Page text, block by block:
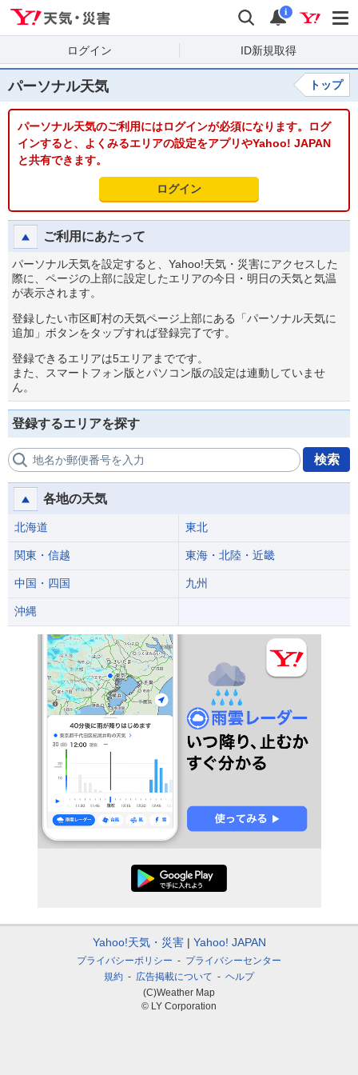
検索 通知
i
ログイン ID新規取得
パーソナル天気 トップ
パーソナル天気のご利用にはログインが必須になります。ログ
インすると、よくみるエリアの設定をアプリやYahoo! JAPAN
と共有できます。
ログイン
ご利用にあたって
パーソナル天気を設定すると、Yahoo!天気・災害にアクセスした
際に、ページの上部に設定したエリアの今日・明日の天気と気温
が表示されます。
登録したい市区町村の天気ページ上部にある「パーソナル天気に
追加」ボタンをタップすれば登録完了です。
登録できるエリアは5エリアまでです。
また、スマートフォン版とパソコン版の設定は連動していませ
ん。
登録するエリアを探す
地名か郵便番号を入力 検索
各地の天気
北海道 東北
関東・信越 東海・北陸・近畿
中国・四国 九州
沖縄
Yahoo!天気・災害 Yahoo! JAPAN
プライバシーポリシー
プライバシーセンター
規約
広告掲載について
ヘルプ
(C)Weather Map
© LY Corporation